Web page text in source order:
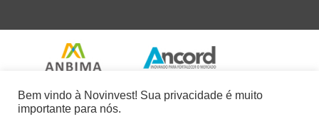
Bem vindo à Novinvest! Sua privacidade é muito
importante para nós.